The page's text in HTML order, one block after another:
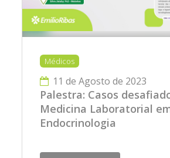
Médicos
11 de Agosto de 2023
Palestra: Casos
Medicina Laboratorial
Endocrinologia